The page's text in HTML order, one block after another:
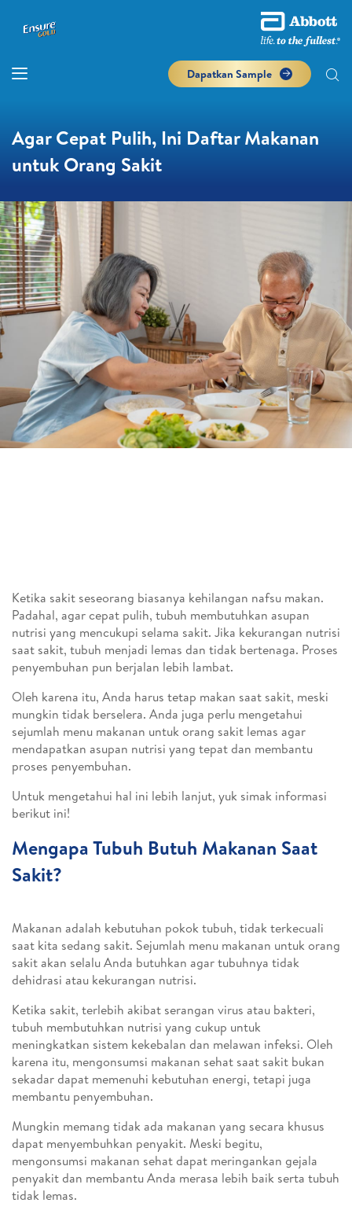
Dapatkan Sample
Agar Cepat Pulih, Ini Daftar Makanan
untuk Orang Sakit
Ketika sakit seseorang biasanya kehilangan nafsu makan.
Padahal, agar cepat pulih, tubuh membutuhkan asupan
nutrisi yang mencukupi selama sakit. Jika kekurangan nutrisi
saat sakit, tubuh menjadi lemas dan tidak bertenaga. Proses
penyembuhan pun berjalan lebih lambat.
Oleh karena itu, Anda harus tetap makan saat sakit, meski
mungkin tidak berselera. Anda juga perlu mengetahui
sejumlah menu makanan untuk orang sakit lemas agar
mendapatkan asupan nutrisi yang tepat dan membantu
proses penyembuhan.
Untuk mengetahui hal ini lebih lanjut, yuk simak informasi
berikut ini!
Mengapa Tubuh Butuh Makanan Saat
Sakit?
Makanan adalah kebutuhan pokok tubuh, tidak terkecuali
saat kita sedang sakit. Sejumlah menu makanan untuk orang
sakit akan selalu Anda butuhkan agar tubuhnya tidak
dehidrasi atau kekurangan nutrisi.
Ketika sakit, terlebih akibat serangan virus atau bakteri,
tubuh membutuhkan nutrisi yang cukup untuk
meningkatkan sistem kekebalan dan melawan infeksi. Oleh
karena itu, mengonsumsi makanan sehat saat sakit bukan
sekadar dapat memenuhi kebutuhan energi, tetapi juga
membantu penyembuhan.
Mungkin memang tidak ada makanan yang secara khusus
dapat menyembuhkan penyakit. Meski begitu,
mengonsumsi makanan sehat dapat meringankan gejala
penyakit dan membantu Anda merasa lebih baik serta tubuh
tidak lemas.